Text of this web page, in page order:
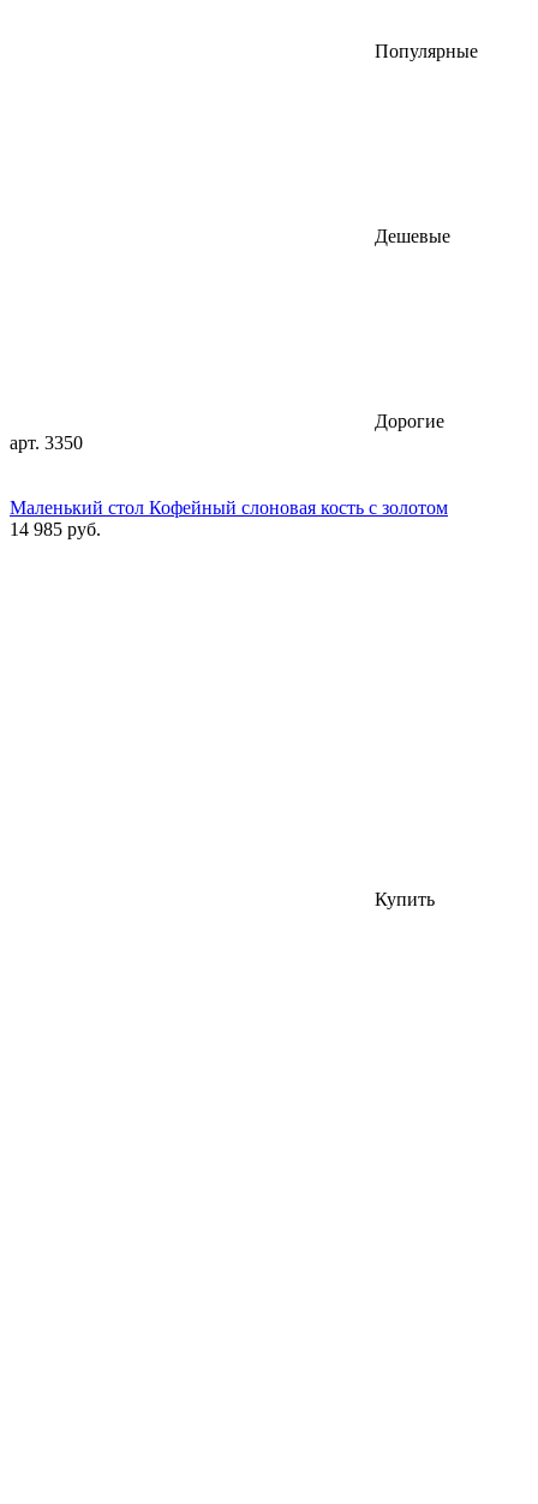
Популярные
Дешевые
Дорогие
арт. 3350
Маленький стол Кофейный слоновая кость с золотом
14 985 руб.
Купить